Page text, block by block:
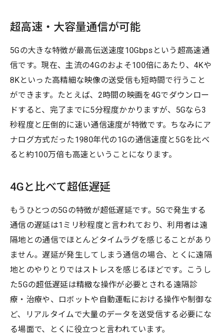
超高速・大容量通信が可能
5Gの大きな特徴が最高伝送速度10Gbpsという超高速通
信です。現在、主流の4Gのおよそ100倍にあたり、4Kや
8Kといった高精細な映像の送受信も短時間で行うこと
ができます。たとえば、2時間の映画を4Gでダウンロー
ドすると、完了までに5分程度かかりますが、5Gなら3
秒程度と圧倒的に速い通信速度が特徴です。ちなみにア
ナログ方式だった1980年代の1Gの通信速度と5Gを比べ
ると約100万倍も高速ということになります。
4Gと比べて超低遅延
もうひとつの5Gの特徴が超低遅延です。5Gで発生する
通信の遅延は1ミリ秒程度と言われており、利用者は遠
隔地との通信でほとんどタイムラグを感じることがあり
ません。遅延が発生してしまう通信の場合、とくに遠隔
地とのやりとりではストレスを感じるほどです。こうし
た5Gの超低遅延は精緻な操作が必要とされる遠隔診
療・治療や、ロボットや自動運転における操作や制御な
ど、リアルタイムで大量のデータを送受信する必要にな
る場面で、とくに役立つと言われています。